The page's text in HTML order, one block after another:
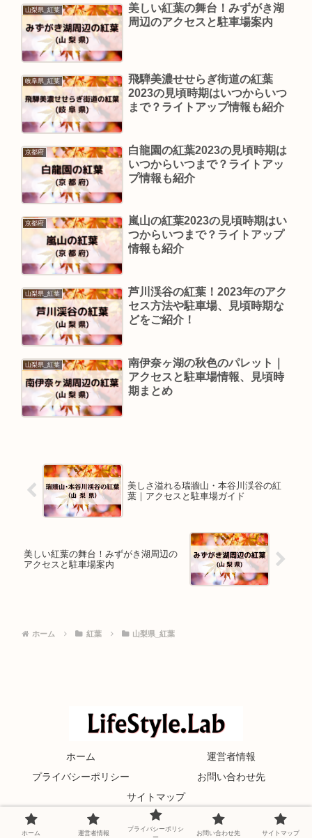
山梨県_紅葉
美しい紅葉の舞台！みずがき湖
周辺のアクセスと駐車場案内
岐阜県_紅葉
飛騨美濃せせらぎ街道の紅葉
2023の見頃時期はいつからいつ
まで？ライトアップ情報も紹介
京都府
白龍園の紅葉2023の見頃時期は
いつからいつまで？ライトアッ
プ情報も紹介
京都府
嵐山の紅葉2023の見頃時期はい
つからいつまで？ライトアップ
情報も紹介
山梨県_紅葉
芦川渓谷の紅葉！2023年のアク
セス方法や駐車場、見頃時期な
どをご紹介！
山梨県_紅葉
南伊奈ヶ湖の秋色のパレット｜
アクセスと駐車場情報、見頃時
期まとめ
美しさ溢れる瑞牆山・本谷川渓谷の紅
葉｜アクセスと駐車場ガイド
美しい紅葉の舞台！みずがき湖周辺の
アクセスと駐車場案内
ホーム 紅葉 山梨県_紅葉
ホーム
運営者情報
プライバシーポリシー
お問い合わせ先
サイトマップ
© 2021 LifeStyle.Lab.
ホーム 運営者情報
プライバシーポリシ
お問い合わせ先 サイトマップ